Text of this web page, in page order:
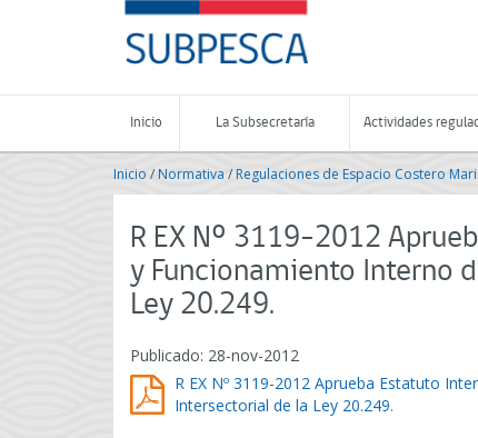
-
Subsecretaría
de
Pesca
Acuicultura
-
de
Chile
Inicio La Subsecretaría Actividades
Inicio /Normativa / Regulaciones de Espacio Costero
R EX Nº 3119-2012
y Funcionamiento Interno
Ley 20.249.
Publicado: 28-nov-2012
R EX Nº 3119-2012 Aprueba Estatuto
Intersectorial de la Ley 20.249.